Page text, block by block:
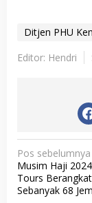
Ditjen PHU
Editor: Hendri
N
a
v
Pos sebelumnya
Musim Haji
Tours
Sebanyak 68